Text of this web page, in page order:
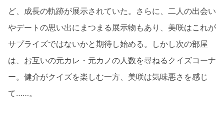
ど、成長の軌跡が展示されていた。さらに、二人の出会い
やデートの思い出にまつまる展示物もあり、美咲はこれが
サプライズではないかと期待し始める。しかし次の部屋
は、お互いの元カレ・元カノの人数を尋ねるクイズコーナ
ー。健介がクイズを楽しむ一方、美咲は気味悪さを感じ
て……。